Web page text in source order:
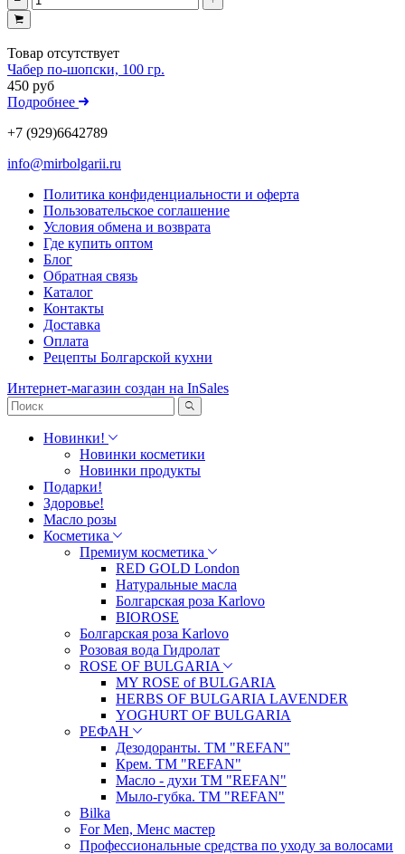
Товар отсутствует
Чабер по-шопски, 100 гр.
450 руб
Подробнее
+7 (929)6642789
info@mirbolgarii.ru
Политика конфиденциальности и оферта
Пользовательское соглашение
Условия обмена и возврата
Где купить оптом
Блог
Обратная связь
Каталог
Контакты
Доставка
Оплата
Рецепты Болгарской кухни
Интернет-магазин создан на InSales
Новинки!
Новинки косметики
Новинки продукты
Подарки!
Здоровье!
Масло розы
Косметика
Премиум косметика
RED GOLD London
Натуральные масла
Болгарская роза Karlovo
BIOROSE
Болгарская роза Karlovo
Розовая вода Гидролат
ROSE OF BULGARIA
MY ROSE of BULGARIA
HERBS OF BULGARIA LAVENDER
YOGHURT OF BULGARIA
РЕФАН
Дезодоранты. ТМ "REFAN"
Крем. ТМ "REFAN"
Масло - духи ТМ "REFAN"
Мыло-губка. ТМ "REFAN"
Bilka
For Men, Менс мастер
Профессиональные средства по уходу за волосами